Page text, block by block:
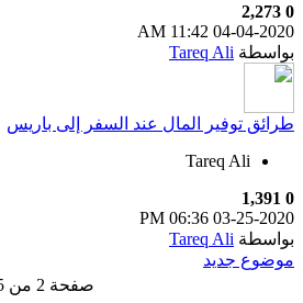
0
2,273
04-04-2020
11:42 AM
بواسطة Tareq Ali
طرائق توفير المال عند السفر إلى باريس
Tareq Ali
0
1,391
03-25-2020
06:36 PM
بواسطة Tareq Ali
موضوع جديد
صفحة 2 من 5